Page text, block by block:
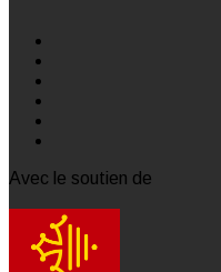
Avec le soutien de